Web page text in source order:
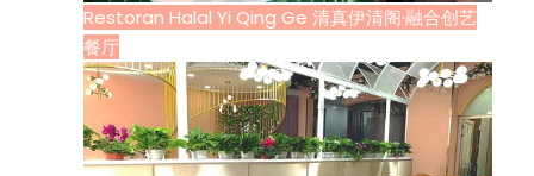
Restoran Halal Yi Qing Ge 清真伊清阁·融合创艺
餐厅